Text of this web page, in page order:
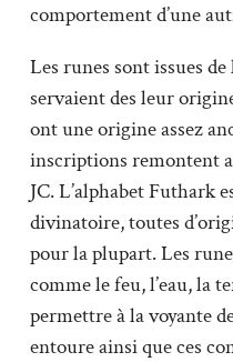
comportement d’une
Les runes sont issues
servaient des leur
ont une origine assez
inscriptions remontent
JC. L’alphabet Futhark
divinatoire, toutes
pour la plupart. Les
comme le feu, l’eau, la
permettre à la voyante
entoure ainsi que ces